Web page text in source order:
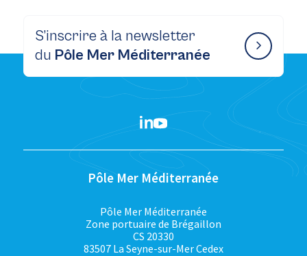
S’inscrire à la newsletter
du Pôle Mer Méditerranée
Pôle Mer Méditerranée
Pôle Mer Méditerranée
Zone portuaire de Brégaillon
CS 20330
83507 La Seyne-sur-Mer Cedex